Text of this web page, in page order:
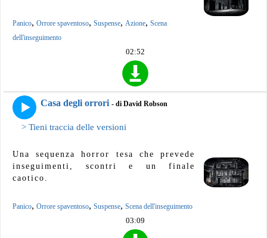
Panico, Orrore spaventoso, Suspense, Azione, Scena
dell'inseguimento
02:52
Casa degli orrori - di David Robson
> Tieni traccia delle versioni
Una sequenza horror tesa che prevede
inseguimenti, scontri e un finale
caotico.
Panico, Orrore spaventoso, Suspense, Scena dell'inseguimento
03:09